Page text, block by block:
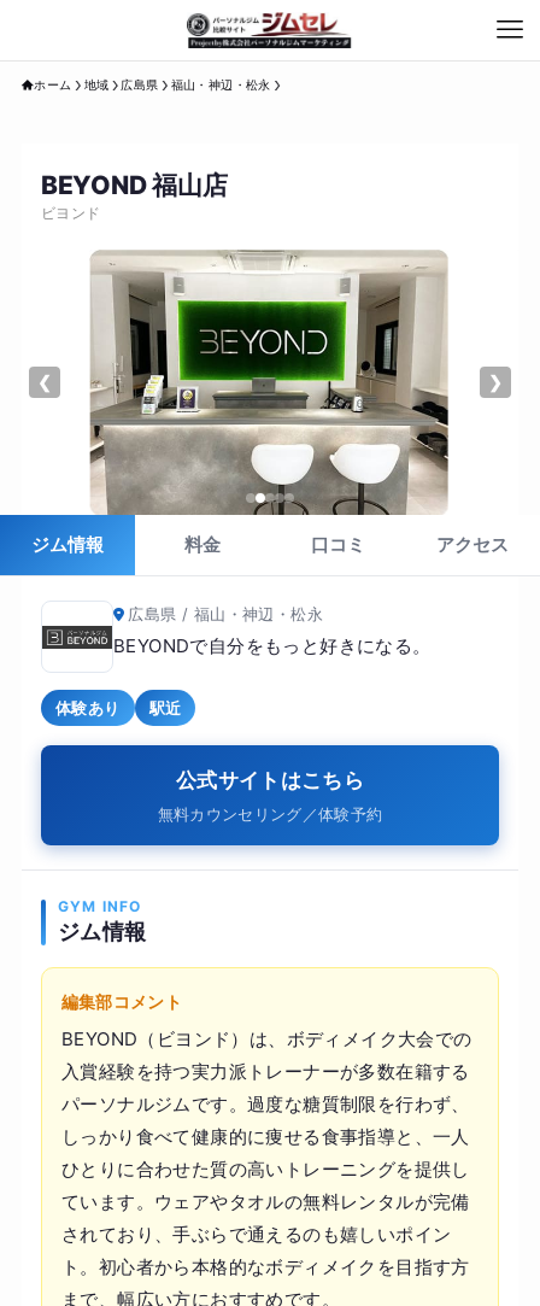
ホーム 地域 広島県 福山・神辺・松永
BEYOND 福山店
ビヨンド
❮ ❯
ジム情報 料金 口コミ アクセス
広島県 / 福山・神辺・松永
BEYONDで自分をもっと好きになる。
体験あり 駅近
公式サイトはこちら
無料カウンセリング／体験予約
GYM INFO
ジム情報
編集部コメント
BEYOND（ビヨンド）は、ボディメイク大会での
入賞経験を持つ実力派トレーナーが多数在籍する
パーソナルジムです。過度な糖質制限を行わず、
しっかり食べて健康的に痩せる食事指導と、一人
ひとりに合わせた質の高いトレーニングを提供し
ています。ウェアやタオルの無料レンタルが完備
されており、手ぶらで通えるのも嬉しいポイン
ト。初心者から本格的なボディメイクを目指す方
まで、幅広い方におすすめです。